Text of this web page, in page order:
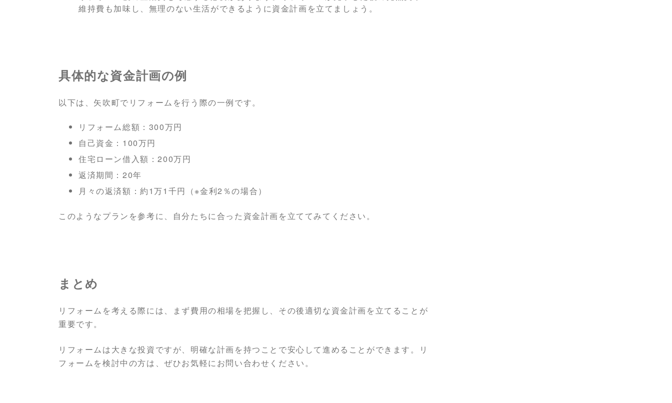
維持費も加味し、無理のない生活ができるように資金計画を立てましょう。
具体的な資金計画の例
以下は、矢吹町でリフォームを行う際の一例です。
リフォーム総額：300万円
自己資金：100万円
住宅ローン借入額：200万円
返済期間：20年
月々の返済額：約1万1千円（※金利2％の場合）
このようなプランを参考に、自分たちに合った資金計画を立ててみてください。
まとめ
リフォームを考える際には、まず費用の相場を把握し、その後適切な資金計画を立てることが
重要です。
リフォームは大きな投資ですが、明確な計画を持つことで安心して進めることができます。リ
フォームを検討中の方は、ぜひお気軽にお問い合わせください。